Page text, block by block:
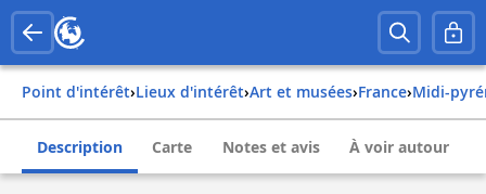
Point d'intérêt› Lieux d'intérêt› Art et musées› france› midi-
Description Carte Notes et avis À voir autour